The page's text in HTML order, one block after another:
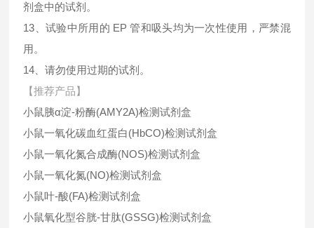
剂盒中的试剂。
13、试验中所用的 EP 管和吸头均为一次性使用，严禁混
用。
14、请勿使用过期的试剂。
【推荐产品】
小鼠胰α淀-粉酶(AMY2A)检测试剂盒
小鼠一氧化碳血红蛋白(HbCO)检测试剂盒
小鼠一氧化氮合成酶(NOS)检测试剂盒
小鼠一氧化氮(NO)检测试剂盒
小鼠叶-酸(FA)检测试剂盒
小鼠氧化型谷胱-甘肽(GSSG)检测试剂盒